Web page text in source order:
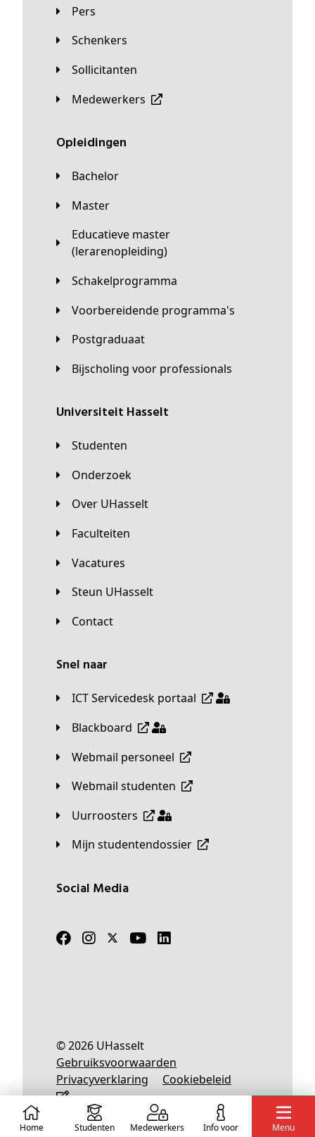
Pers
Schenkers
Sollicitanten
Medewerkers
Opleidingen
Bachelor
Master
Educatieve master
(lerarenopleiding)
Schakelprogramma
Voorbereidende programma's
Postgraduaat
Bijscholing voor professionals
universiteit Hasselt
Studenten
Onderzoek
Over UHasselt
Faculteiten
Vacatures
Steun UHasselt
Contact
Snel naar
ICT Servicedesk portaal
Blackboard
Webmail personeel
Webmail studenten
Uurroosters
Mijn studentendossier
Social Media
© 2026 UHasselt
Gebruiksvoorwaarden
Privacyverklaring
Cookiebeleid
Home Studenten Medewerkers info voor Menu